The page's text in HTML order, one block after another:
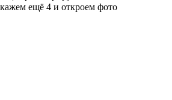
ещё 4 и откроем фото